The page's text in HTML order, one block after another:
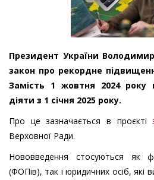
Президент України
закон про рекордне
Замість 1 жовтня 2024 року
діяти з 1 січня 2025 року.
Про це зазначається в проєкті
Верховної Ради.
Нововведення стосуються як
(ФОПів), так і юридичних осіб, які